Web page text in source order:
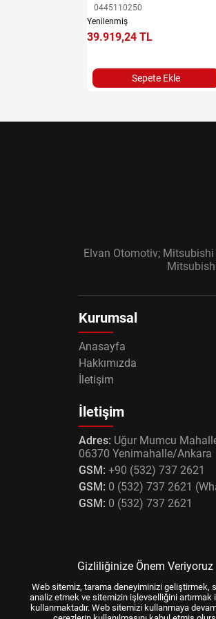
0445110250
Yenilenmiş
39.919,24 TL
Sepete Ekle
Elvan Otomotiv; Mitsubishi
Kurumsal
Anasayfa
Hakkımızda
İletişim
İletişim
Adres: Uğur Mumcu
06370 Yenimahalle/Ankara
GSM: +90 (532) 737 2621
GSM: 0 (532) 737 2621
GSM: 0 (532) 737 2621
Gizliliğinize Önem Veriyoruz
Web sitemiz, tarama deneyiminizi geliştirmek,
analiz etmek ve sitemizin işlevselliğini artırmak
kullanmaktadır. Web sitemizi kullanmaya